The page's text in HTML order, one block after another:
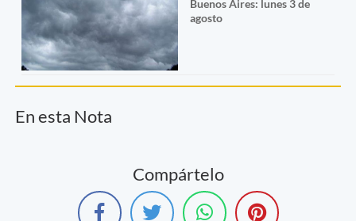
Buenos Aires: lunes 3 de
agosto
En esta Nota
Compártelo